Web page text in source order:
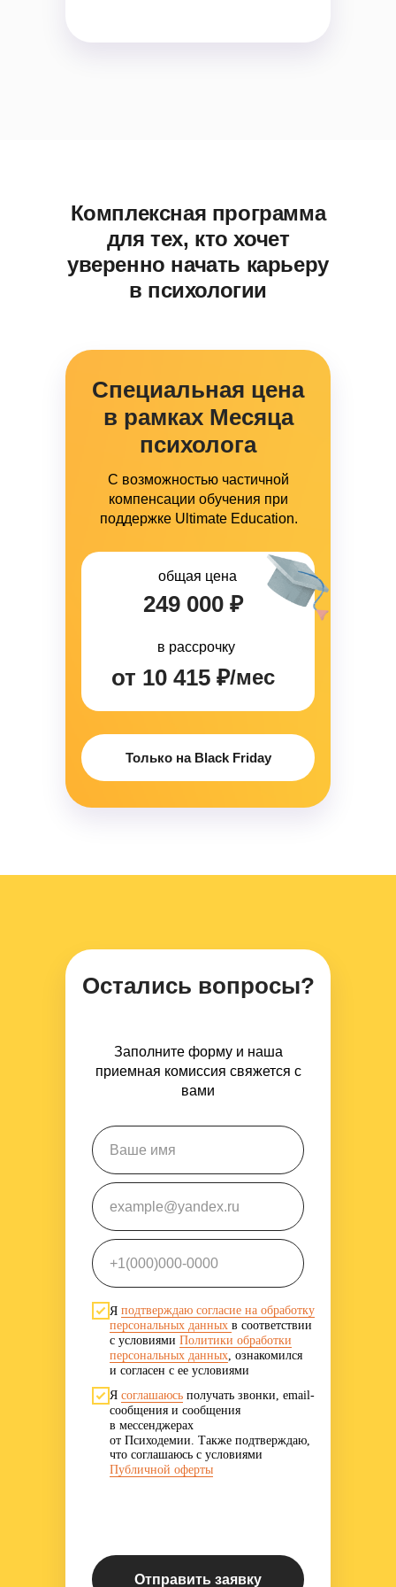
Комплексная программа
для тех, кто хочет
уверенно начать карьеру
в психологии
Специальная цена
в рамках Месяца
психолога
249 000 ₽
от 10 415 ₽/мес
С возможностью частичной
компенсации обучения при
поддержке Ultimate Education.
в рассрочку
общая цена
Только на Black Friday
Остались вопросы?
Ваше имя
Заполните форму и наша
приемная комиссия свяжется с
вами
Отправить заявку
example@yandex.ru
+1(000)000-0000
Я подтверждаю согласие на обработку
персональных данных в соответствии
с условиями Политики обработки
персональных данных , ознакомился
и согласен с ее условиями
Я соглашаюсь получать звонки, email-
сообщения и сообщения
в мессенджерах
от Психодемии. Также подтверждаю,
что соглашаюсь с условиями
Публичной оферты